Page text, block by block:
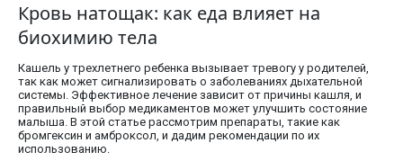
Кровь натощак: как еда влияет на
биохимию тела
Кашель у трехлетнего ребенка вызывает тревогу у родителей,
так как может сигнализировать о заболеваниях дыхательной
системы. Эффективное лечение зависит от причины кашля, и
правильный выбор медикаментов может улучшить состояние
малыша. В этой статье рассмотрим препараты, такие как
бромгексин и амброксол, и дадим рекомендации по их
использованию.